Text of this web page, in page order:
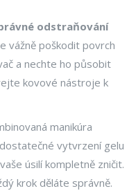
odstraňování
vážně poškodit povrch
a nechte ho působit
kovové nástroje k
manikúra
vytvrzení gelu
úsilí kompletně zničit.
krok děláte správně.